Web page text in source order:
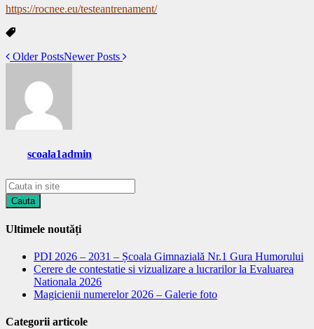
https://rocnee.eu/testeantrenament/
Older PostsNewer Posts
scoala1admin
Ultimele noutăți
PDI 2026 – 2031 – Școala Gimnazială Nr.1 Gura Humorului
Cerere de contestatie si vizualizare a lucrarilor la Evaluarea
Nationala 2026
Magicienii numerelor 2026 – Galerie foto
Categorii articole